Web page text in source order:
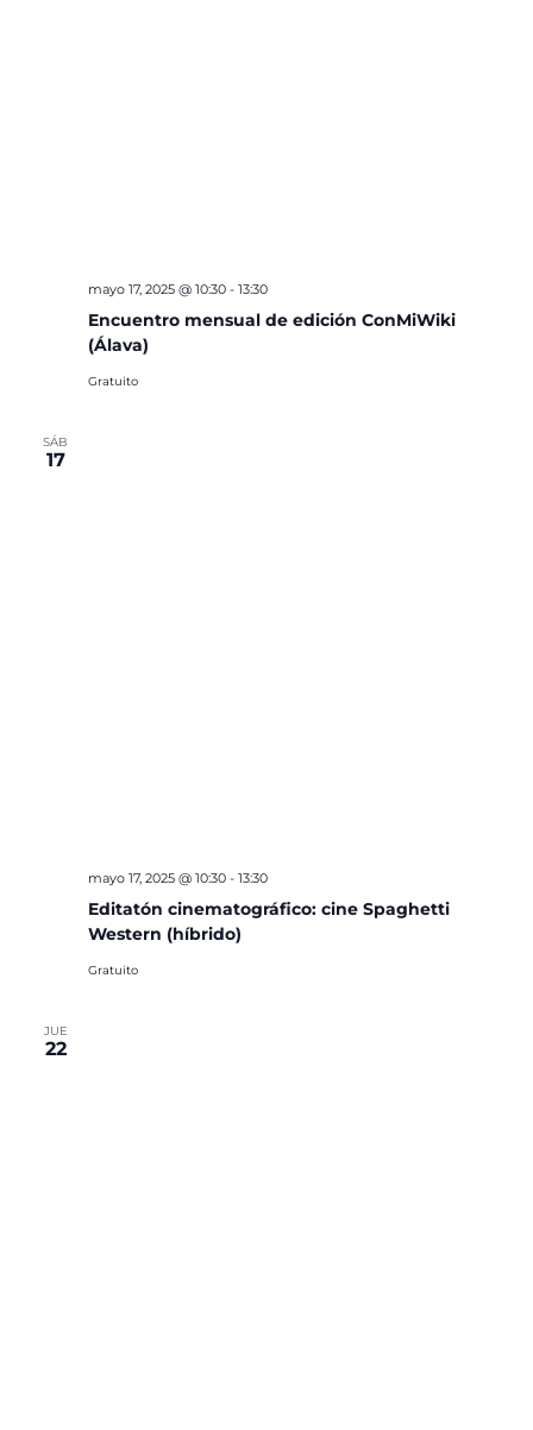
Encuentro mensual de edición ConMiWiki
(Álava)
mayo 17, 2025 @ 10:30- 13:30
Gratuito
SÁB
17
Editatón cinematográfico: cine Spaghetti
Western (híbrido)
mayo 17, 2025 @ 10:30- 13:30
Gratuito
JUE
22